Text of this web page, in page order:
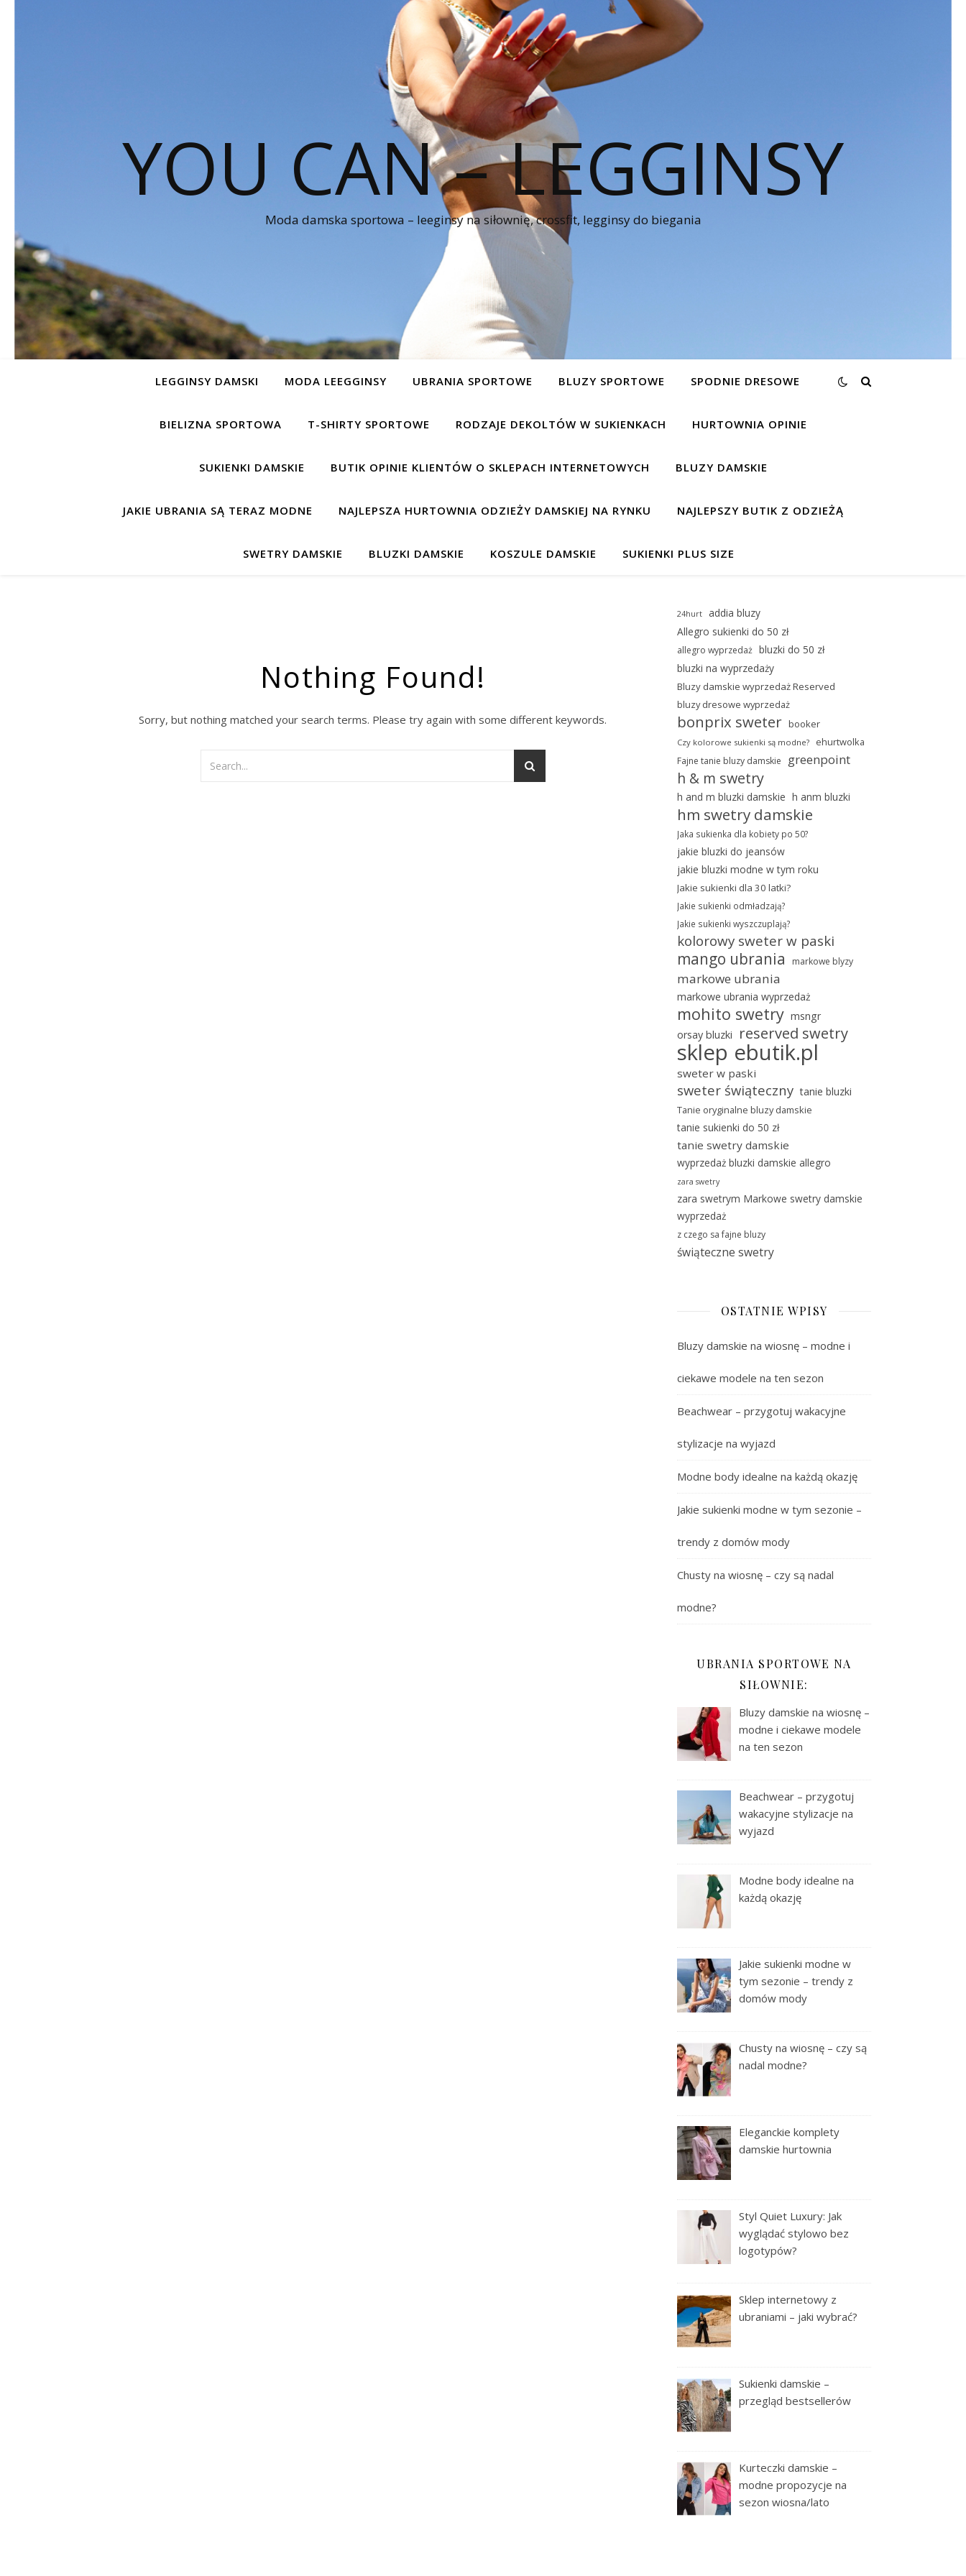
YOU CAN – LEGGINSY
Moda damska sportowa – leeginsy na siłownię, crossfit, legginsy do biegania
LEGGINSY DAMSKI MODA LEEGGINSY UBRANIA SPORTOWE BLUZY SPORTOWE SPODNIE DRESOWE
BIELIZNA SPORTOWA T-SHIRTY SPORTOWE RODZAJE DEKOLTÓW W SUKIENKACH HURTOWNIA OPINIE
SUKIENKI DAMSKIE BUTIK OPINIE KLIENTÓW O SKLEPACH INTERNETOWYCH BLUZY DAMSKIE
JAKIE UBRANIA SĄ TERAZ MODNE NAJLEPSZA HURTOWNIA ODZIEŻY DAMSKIEJ NA RYNKU NAJLEPSZY BUTIK Z ODZIEŻĄ
SWETRY DAMSKIE BLUZKI DAMSKIE KOSZULE DAMSKIE SUKIENKI PLUS SIZE
Nothing Found!
Sorry, but nothing matched your search terms. Please try again with some different keywords.
24hurt
addia bluzy
Allegro sukienki do 50 zł
allegro wyprzedaż bluzki do 50 zł
bluzki na wyprzedaży
Bluzy damskie wyprzedaż Reserved
bluzy dresowe wyprzedaż
bonprix sweter booker
Czy kolorowe sukienki są modne? ehurtwolka
Fajne tanie bluzy damskie greenpoint
h & m swetry
h and m bluzki damskie h anm bluzki
hm swetry damskie
Jaka sukienka dla kobiety po 50?
jakie bluzki do jeansów
jakie bluzki modne w tym roku
Jakie sukienki dla 30 latki?
Jakie sukienki odmładzają?
Jakie sukienki wyszczuplają?
kolorowy sweter w paski
mango ubrania markowe blyzy
markowe ubrania
markowe ubrania wyprzedaż
mohito swetry msngr
orsay bluzki
reserved swetry
sklep ebutik.pl
sweter w paski
sweter świąteczny tanie bluzki
Tanie oryginalne bluzy damskie
tanie sukienki do 50 zł
tanie swetry damskie
wyprzedaż bluzki damskie allegro
zara swetry
zara swetrym Markowe swetry damskie
wyprzedaż
z czego sa fajne bluzy
świąteczne swetry
OSTATNIE WPISY
Bluzy damskie na wiosnę – modne i
ciekawe modele na ten sezon
Beachwear – przygotuj wakacyjne
stylizacje na wyjazd
Modne body idealne na każdą okazję
Jakie sukienki modne w tym sezonie –
trendy z domów mody
Chusty na wiosnę – czy są nadal
modne?
UBRANIA SPORTOWE NA
SIŁOWNIE:
Bluzy damskie na wiosnę –
modne i ciekawe modele
na ten sezon
Beachwear – przygotuj
wakacyjne stylizacje na
wyjazd
Modne body idealne na
każdą okazję
Jakie sukienki modne w
tym sezonie – trendy z
domów mody
Chusty na wiosnę – czy są
nadal modne?
Eleganckie komplety
damskie hurtownia
Styl Quiet Luxury: Jak
wyglądać stylowo bez
logotypów?
Sklep internetowy z
ubraniami – jaki wybrać?
Sukienki damskie –
przegląd bestsellerów
Kurteczki damskie –
modne propozycje na
sezon wiosna/lato